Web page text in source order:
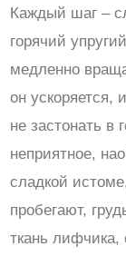
Каждый шаг –
горячий
медленно
он ускоряется,
не застонать в
неприятное,
сладкой
пробегают,
ткань лифчика,